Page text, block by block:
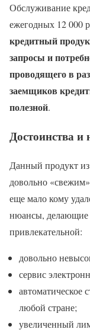
Обслуживание
ежегодных 12 000
кредитный
запросы и
проводящего в
заемщиков
полезной.
Достоинства
Данный продукт
довольно
еще мало кому
нюансы, делающие
привлекательной:
довольно
сервис
автоматическое
любой стране;
увеличенный